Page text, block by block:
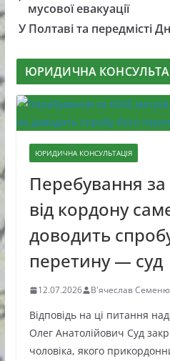
мусової евакуації
У Полтаві та передмісті
ЮРИДИЧНА
ЮРИДИЧНА КОНСУЛЬТАЦІЯ
Перебування за
від кордону
доводить
перетину — суд
12.07.2026 В'ячеслав
Відповідь на ці питання
Олег Анатолійович Суд
чоловіка, якого